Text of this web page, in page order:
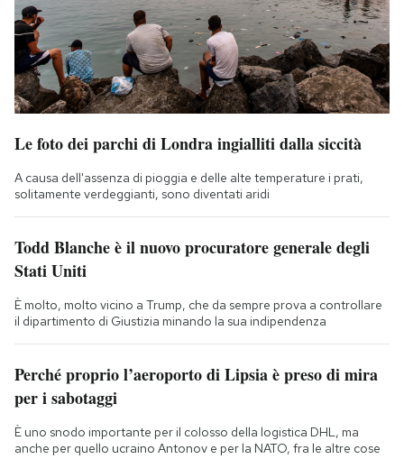
Le foto dei parchi di Londra ingialliti dalla siccità
A causa dell'assenza di pioggia e delle alte temperature i prati,
solitamente verdeggianti, sono diventati aridi
Todd Blanche è il nuovo procuratore generale degli
Stati Uniti
È molto, molto vicino a Trump, che da sempre prova a controllare
il dipartimento di Giustizia minando la sua indipendenza
Perché proprio l’aeroporto di Lipsia è preso di mira
per i sabotaggi
È uno snodo importante per il colosso della logistica DHL, ma
anche per quello ucraino Antonov e per la NATO, fra le altre cose